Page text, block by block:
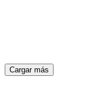
Cargar más